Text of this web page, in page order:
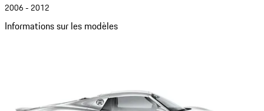
2006 - 2012
Informations sur les modèles